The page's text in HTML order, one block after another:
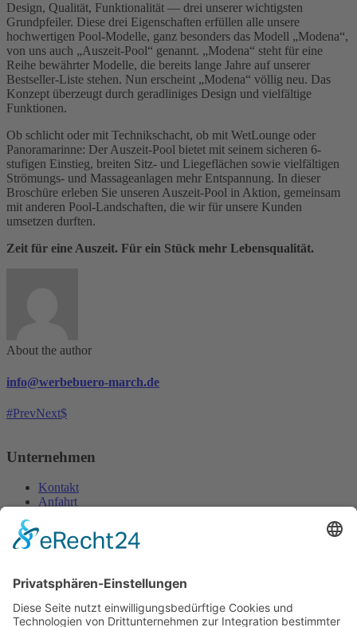
Design, Qualität, Funktionalität — drei unserer wichtigsten
Grundpfeiler. Diese drei Eigenschaften erfüllen alle unsere
hochwertigen Pool-Modelle, ganz besonders das Modell „Modena“,
von uns auch „Auszeit-Pool“ genannt. „Modena“ steht für eine
Reihe bewährter Modelle, die bereits lange Jahre auf unserer
Bestseller-Liste stehen. Nun erscheint „Modena“ völlig neu. Das
Konzept überzeugt durch geradliniges Design und vielfältige
Funktionen.
Ob schlicht oder mit Technikschacht, ob mit WetLounge oder
Panoramarinne: Der Auszeit-Pool bietet mit seinem sicheren 6-
stufigen Einstieg, breiten Sitz- und Liegeflächen sowie vielfältigen
Strömungs- und Massageanlagen mehr Entspannung. In dieser
Broschüre erleben Sie unseren Auszeit-Pool in Aktion, gemeinsam
mit anderen Pool-Landschaften, die wir für unsere Kunden
umsetzen durften.
Zeit für eine Auszeit. Für ein Stück mehr Lebensqualität.
About the author
info@werbebuero-march.de
PrevNext
Unternehmen
Kontakt
Anfahrt
Datenschutzerklärung
Montag:
09 bis 12 Uhr, 13 bis 16:30 Uhr
Dienstag bis Freitag: